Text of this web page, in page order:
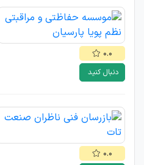
۰.۰
دنبال کنید
۰.۰